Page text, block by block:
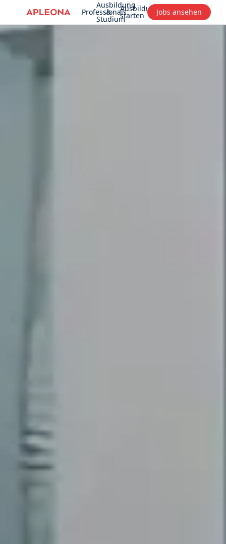
Professionals
Ausbildung
&
Studium
Ausbildungsfinder
starten Jobs ansehen